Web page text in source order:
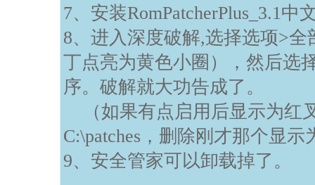
7、安装RomPatcherPlus_3.1中
8、进入深度破解,选择选项>
丁点亮为黄色小圈），然后选
序。破解就大功告成了。
（如果有点启用后显示为红
C:\patches，删除刚才那个显
9、安全管家可以卸载掉了。